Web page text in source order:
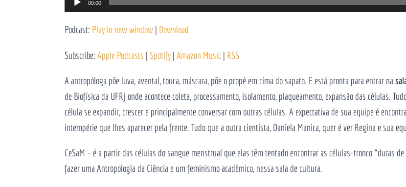
de
áudio
00:00
Podcast: Play in new window | Download
Subscribe: Apple Podcasts | Spotify | Amazon Music | RSS
A antropóloga põe luva, avental, touca, máscara, põe o propé em cima do sapato. E está pronta para entrar na
de Biofísica da UFRJ onde acontece coleta, processamento, isolamento, plaqueamento, expansão das células.
célula se expandir, crescer e principalmente conversar com outras células. A expectativa de sua equipe é
intempérie que lhes aparecer pela frente. Tudo que a outra cientista, Daniela Manica, quer é ver Regina e sua
CeSaM – é a partir das células do sangue menstrual que elas têm tentado encontrar as células-tronco “duras
fazer uma Antropologia da Ciência e um feminismo acadêmico, nessa sala de cultura.